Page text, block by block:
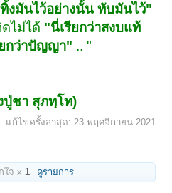
มันไว้อย่างนั้น ทับมันไว้"
ไม่ได้ "นี่เรียกว่าสงบแท้
กว่าปัญญา" .. "
ปู่ชา สุภทฺโท)
แก้ไขครั้งล่าสุด: 23 พฤศจิกายน 2021
ใจ x 1 ดูรายการ